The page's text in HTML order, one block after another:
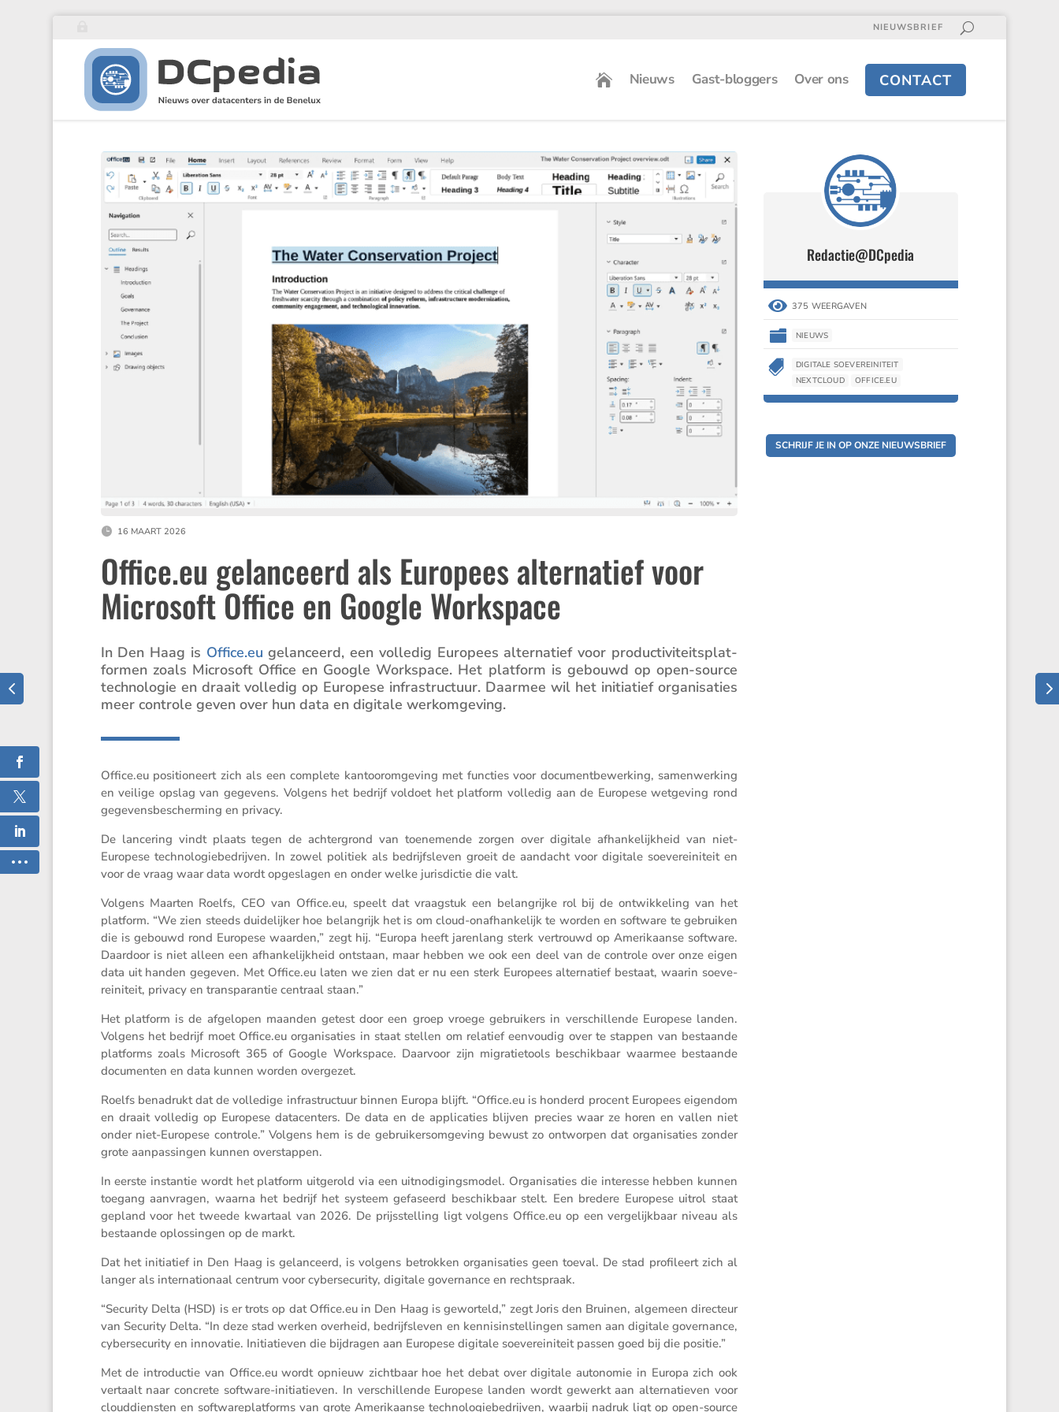
NIEUWSBRIEF
Nieuws Gast-bloggers Over ons CONTACT
16 MAART 2026
Office​.eu gelanceerd als Europees alternatief voor
Microsoft Office en Google Workspace
In Den Haag is Office​.eu gelan­ceerd, een volledig Europees alter­na­tief voor produc­ti­vi­teits­plat­
formen zoals Micro­soft Office en Google Workspace. Het platform is gebouwd op open-source
techno­logie en draait volledig op Europese infra­struc­tuur. Daarmee wil het initi­a­tief organi­sa­ties
meer controle geven over hun data en digitale werkomgeving.
Office​.eu positi­o­neert zich als een complete kantoor­om­ge­ving met functies voor document­be­wer­king, samen­wer­king
en veilige opslag van gegevens. Volgens het bedrijf voldoet het platform volledig aan de Europese wetge­ving rond
gegevens­be­scher­ming en privacy.
De lance­ring vindt plaats tegen de achter­grond van toene­mende zorgen over digitale afhan­ke­lijk­heid van niet-
Europese techno­lo­gie­be­drijven. In zowel politiek als bedrijfs­leven groeit de aandacht voor digitale soeve­rei­ni­teit en
voor de vraag waar data wordt opgeslagen en onder welke juris­dictie die valt.
Volgens Maarten Roelfs, CEO van Office​.eu, speelt dat vraag­stuk een belang­rijke rol bij de ontwik­ke­ling van het
platform. “We zien steeds duide­lijker hoe belang­rijk het is om cloud-onafhan­ke­lijk te worden en software te gebruiken
die is gebouwd rond Europese waarden,” zegt hij. “Europa heeft jaren­lang sterk vertrouwd op Ameri­kaanse software.
Daardoor is niet alleen een afhan­ke­lijk­heid ontstaan, maar hebben we ook een deel van de controle over onze eigen
data uit handen gegeven. Met Office​.eu laten we zien dat er nu een sterk Europees alter­na­tief bestaat, waarin soeve­
rei­ni­teit, privacy en trans­pa­rantie centraal staan.”
Het platform is de afgelopen maanden getest door een groep vroege gebrui­kers in verschil­lende Europese landen.
Volgens het bedrijf moet Office​.eu organi­sa­ties in staat stellen om relatief eenvoudig over te stappen van bestaande
platforms zoals Micro­soft 365 of Google Workspace. Daarvoor zijn migra­tie­tools beschik­baar waarmee bestaande
documenten en data kunnen worden overgezet.
Roelfs benadrukt dat de volle­dige infra­struc­tuur binnen Europa blijft. “Office​.eu is honderd procent Europees eigendom
en draait volledig op Europese datacen­ters. De data en de appli­ca­ties blijven precies waar ze horen en vallen niet
onder niet-Europese controle.” Volgens hem is de gebrui­ker­som­ge­ving bewust zo ontworpen dat organi­sa­ties zonder
grote aanpas­singen kunnen overstappen.
In eerste instantie wordt het platform uitge­rold via een uitno­di­gings­model. Organi­sa­ties die interesse hebben kunnen
toegang aanvragen, waarna het bedrijf het systeem gefaseerd beschik­baar stelt. Een bredere Europese uitrol staat
gepland voor het tweede kwartaal van 2026. De prijs­stel­ling ligt volgens Office​.eu op een verge­lijk­baar niveau als
bestaande oplos­singen op de markt.
Dat het initi­a­tief in Den Haag is gelan­ceerd, is volgens betrokken organi­sa­ties geen toeval. De stad profi­leert zich al
langer als inter­na­ti­o­naal centrum voor cyber­se­cu­rity, digitale gover­nance en rechtspraak.
“Security Delta (HSD) is er trots op dat Office​.eu in Den Haag is gewor­teld,” zegt Joris den Bruinen, algemeen direc­teur
van Security Delta. “In deze stad werken overheid, bedrijfs­leven en kennis­in­stel­lingen samen aan digitale gover­nance,
cyber­se­cu­rity en innovatie. Initi­a­tieven die bijdragen aan Europese digitale soeve­rei­ni­teit passen goed bij die positie.”
Met de intro­ductie van Office​.eu wordt opnieuw zicht­baar hoe het debat over digitale autonomie in Europa zich ook
vertaalt naar concrete software-initi­a­tieven. In verschil­lende Europese landen wordt gewerkt aan alter­na­tieven voor
cloud­dien­sten en softwa­re­plat­forms van grote Ameri­kaanse techno­lo­gie­be­drijven, waarbij nadruk ligt op open-source
Redactie@DCpedia
 375 WEERGAVEN
 NIEUWS

DIGITALE SOEVEREINITEIT
NEXTCLOUD
OFFICE.EU
SCHRIJF JE IN OP ONZE NIEUWSBRIEF